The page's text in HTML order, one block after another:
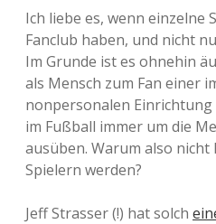
Ich liebe es, wenn einzelne
Fanclub haben, und nicht
Im Grunde ist es ohnehin
als Mensch zum Fan einer
nonpersonalen Einrichtung
im Fußball immer um die
ausüben. Warum also
Spielern werden?
Jeff Strasser (!) hat solch